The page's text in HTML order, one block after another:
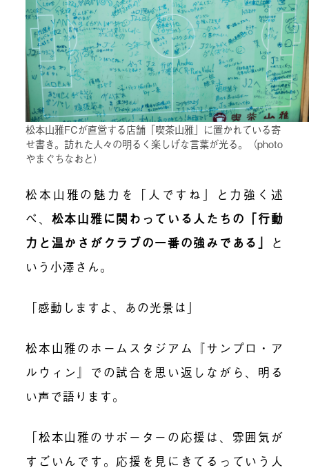
松本山雅FCが直営する店舗「喫茶山雅」に置かれている寄
せ書き。訪れた人々の明るく楽しげな言葉が光る。（photo
やまぐちなおと）
松本山雅の魅力を「人ですね」と力強く述
べ、 松本山雅に関わっている人たちの「行動
力と温かさがクラブの一番の強みである」 と
いう小澤さん。
「感動しますよ、あの光景は」
松本山雅のホームスタジアム『サンプロ・ア
ルウィン』での試合を思い返しながら、明る
い声で語ります。
「松本山雅のサポーターの応援は、雰囲気が
すごいんです。応援を見にきてるっていう人